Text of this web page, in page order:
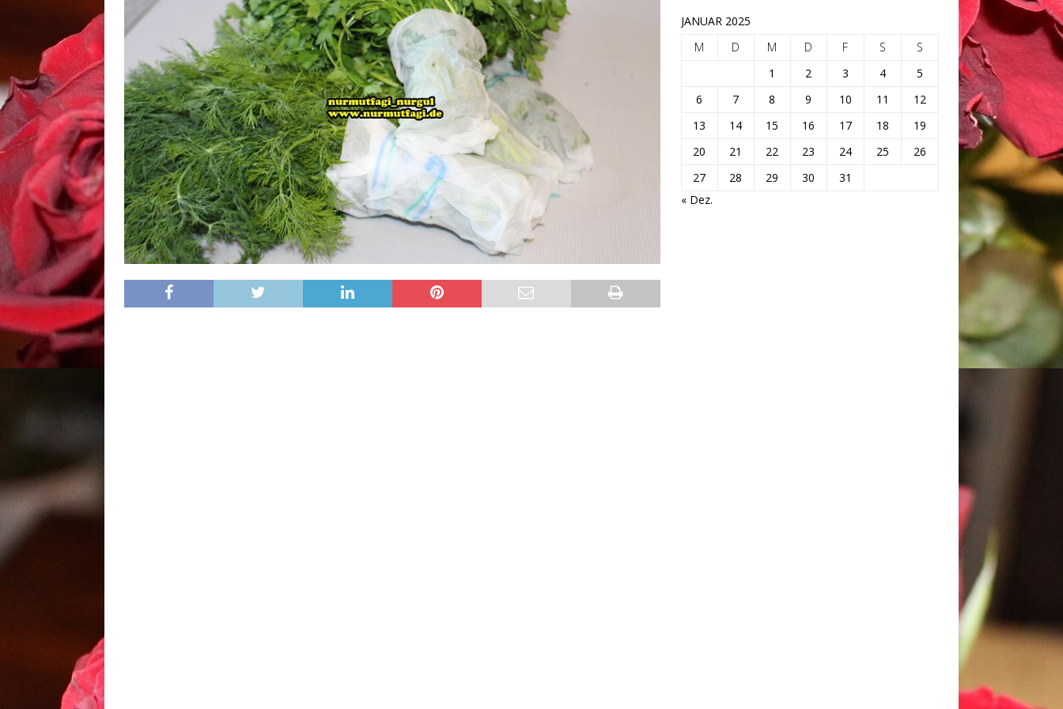
JANUAR 2025
M
D M D F S
S
1
2 3 4
5
6
7 8 9 10 11
12
13
14 15 16 17 18
19
20
21 22 23 24 25
26
27
28 29 30
31
« Dez.